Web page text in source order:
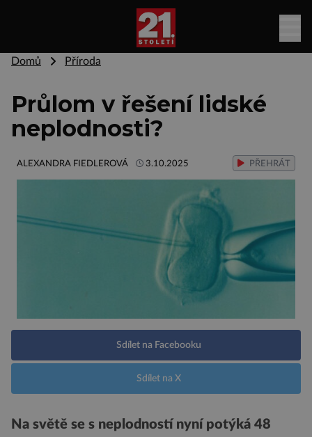
Domů Příroda
Průlom v řešení lidské
neplodnosti?
ALEXANDRA FIEDLEROVÁ 3.10.2025 PŘEHRÁT
Sdílet na Facebooku
Sdílet na X
Na světě se s neplodností nyní potýká 48